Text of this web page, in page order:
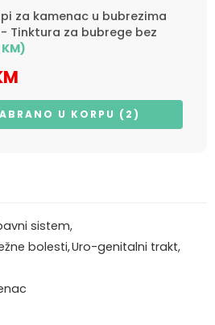
za kamenac u bubrezima
- Tinktura za bubrege bez
KM)
U KORPU (2)
sistem,
bolesti,Uro-genitalni trakt,